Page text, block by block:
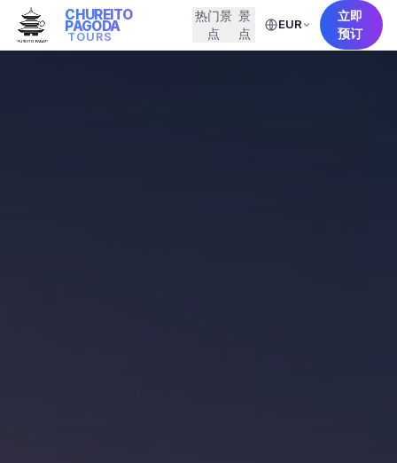
CHUREITO
PAGODA
TOURS
热门景
点
景
点
EUR
立即
预订